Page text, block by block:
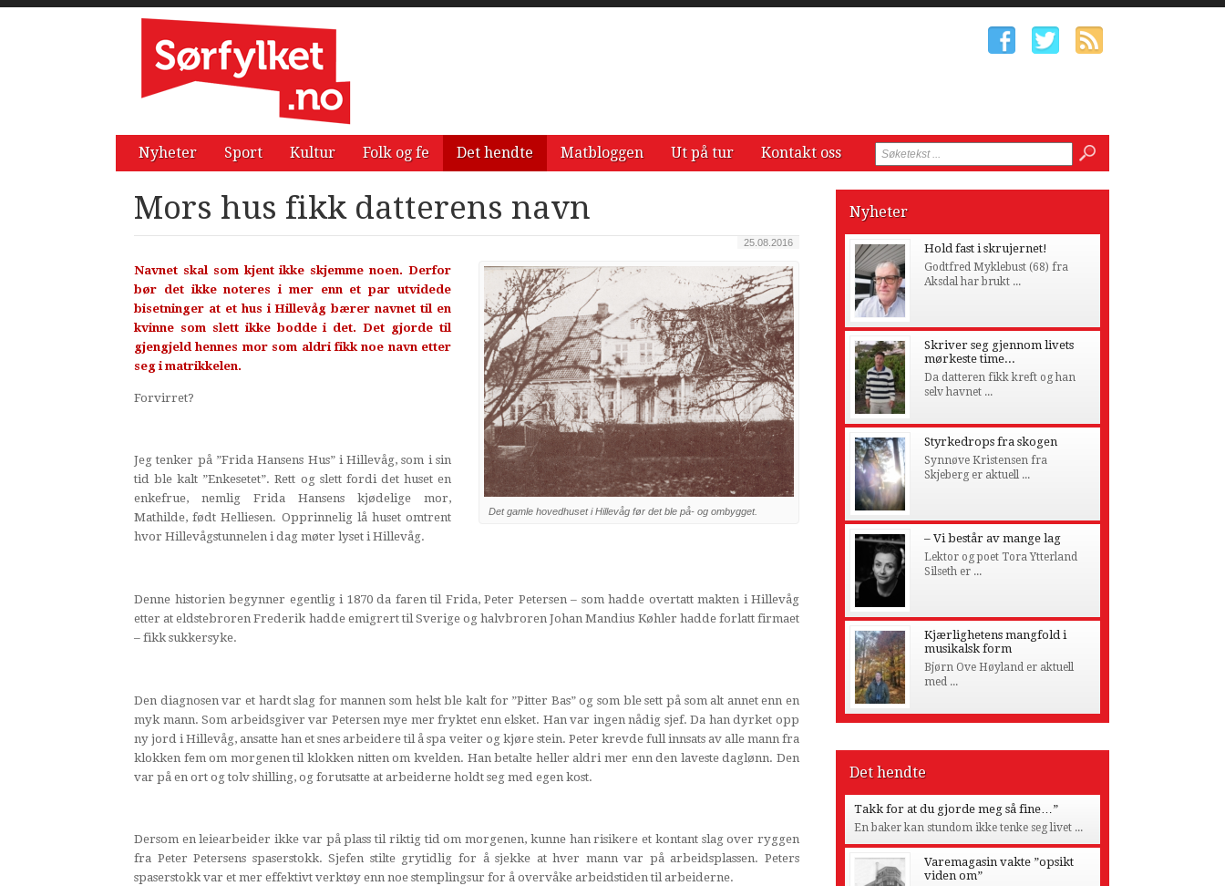
Nyheter Sport Kultur Folk og fe Det hendte Matbloggen Ut på tur Kontakt oss
Mors hus fikk datterens navn
25.08.2016
Det gamle hovedhuset i Hillevåg før det ble på- og ombygget.
Navnet skal som kjent ikke skjemme noen. Derfor
bør det ikke noteres i mer enn et par utvidede
bisetninger at et hus i Hillevåg bærer navnet til en
kvinne som slett ikke bodde i det. Det gjorde til
gjengjeld hennes mor som aldri fikk noe navn etter
seg i matrikkelen.
Forvirret?
Jeg tenker på ”Frida Hansens Hus” i Hillevåg, som i sin
tid ble kalt ”Enkesetet”. Rett og slett fordi det huset en
enkefrue, nemlig Frida Hansens kjødelige mor,
Mathilde, født Helliesen. Opprinnelig lå huset omtrent
hvor Hillevågstunnelen i dag møter lyset i Hillevåg.
Denne historien begynner egentlig i 1870 da faren til Frida, Peter Petersen – som hadde overtatt makten i Hillevåg
etter at eldstebroren Frederik hadde emigrert til Sverige og halvbroren Johan Mandius Køhler hadde forlatt firmaet
– fikk sukkersyke.
Den diagnosen var et hardt slag for mannen som helst ble kalt for ”Pitter Bas” og som ble sett på som alt annet enn en
myk mann. Som arbeidsgiver var Petersen mye mer fryktet enn elsket. Han var ingen nådig sjef. Da han dyrket opp
ny jord i Hillevåg, ansatte han et snes arbeidere til å spa veiter og kjøre stein. Peter krevde full innsats av alle mann fra
klokken fem om morgenen til klokken nitten om kvelden. Han betalte heller aldri mer enn den laveste daglønn. Den
var på en ort og tolv shilling, og forutsatte at arbeiderne holdt seg med egen kost.
Dersom en leiearbeider ikke var på plass til riktig tid om morgenen, kunne han risikere et kontant slag over ryggen
fra Peter Petersens spaserstokk. Sjefen stilte grytidlig for å sjekke at hver mann var på arbeidsplassen. Peters
spaserstokk var et mer effektivt verktøy enn noe stemplingsur for å overvåke arbeidstiden til arbeiderne.
Nyheter
Hold fast i skrujernet!
Godtfred Myklebust (68) fra
Aksdal har brukt ...
Skriver seg gjennom livets
mørkeste time...
Da datteren fikk kreft og han
selv havnet ...
Styrkedrops fra skogen
Synnøve Kristensen fra
Skjeberg er aktuell ...
– Vi består av mange lag
Lektor og poet Tora Ytterland
Silseth er ...
Kjærlighetens mangfold i
musikalsk form
Bjørn Ove Høyland er aktuell
med ...
Det hendte
Takk for at du gjorde meg så fine…”
En baker kan stundom ikke tenke seg livet ...
Varemagasin vakte ”opsikt
viden om”